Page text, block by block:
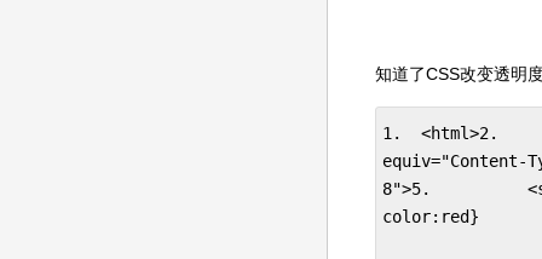
知道了CSS改变透明
1.  <html>2.
equiv="Content-
8">5.
color:red}